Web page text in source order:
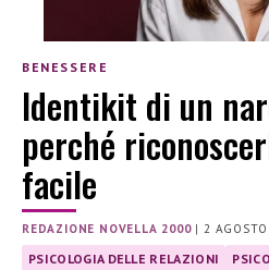
BENESSERE
Identikit di un
perché
facile
REDAZIONE NOVELLA 2000|2
PSICOLOGIA DELLE RELAZIONI